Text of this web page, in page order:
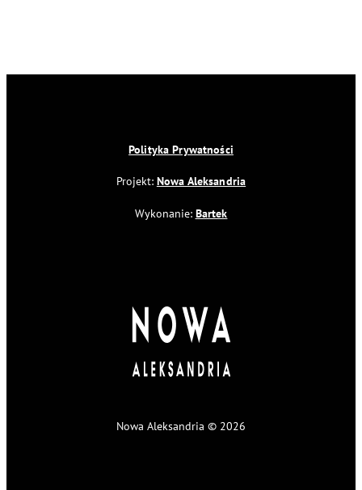
Polityka Prywatności
Projekt: Nowa Aleksandria
Wykonanie: Bartek
Nowa Aleksandria © 2026